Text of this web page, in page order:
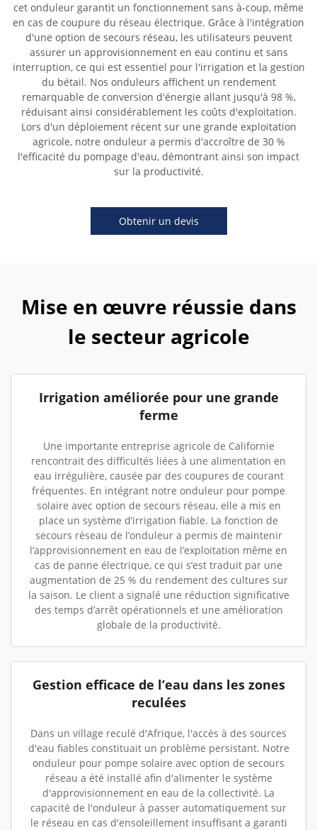
cet onduleur garantit un fonctionnement sans à-coup, même
en cas de coupure du réseau électrique. Grâce à l'intégration
d'une option de secours réseau, les utilisateurs peuvent
assurer un approvisionnement en eau continu et sans
interruption, ce qui est essentiel pour l'irrigation et la gestion
du bétail. Nos onduleurs affichent un rendement
remarquable de conversion d'énergie allant jusqu'à 98 %,
réduisant ainsi considérablement les coûts d'exploitation.
Lors d'un déploiement récent sur une grande exploitation
agricole, notre onduleur a permis d'accroître de 30 %
l'efficacité du pompage d'eau, démontrant ainsi son impact
sur la productivité.
Obtenir un devis
Mise en œuvre réussie dans
le secteur agricole
Irrigation améliorée pour une grande
ferme
Une importante entreprise agricole de Californie
rencontrait des difficultés liées à une alimentation en
eau irrégulière, causée par des coupures de courant
fréquentes. En intégrant notre onduleur pour pompe
solaire avec option de secours réseau, elle a mis en
place un système d’irrigation fiable. La fonction de
secours réseau de l’onduleur a permis de maintenir
l’approvisionnement en eau de l’exploitation même en
cas de panne électrique, ce qui s’est traduit par une
augmentation de 25 % du rendement des cultures sur
la saison. Le client a signalé une réduction significative
des temps d’arrêt opérationnels et une amélioration
globale de la productivité.
Gestion efficace de l’eau dans les zones
reculées
Dans un village reculé d'Afrique, l'accès à des sources
d'eau fiables constituait un problème persistant. Notre
onduleur pour pompe solaire avec option de secours
réseau a été installé afin d'alimenter le système
d'approvisionnement en eau de la collectivité. La
capacité de l'onduleur à passer automatiquement sur
le réseau en cas d'ensoleillement insuffisant a garanti